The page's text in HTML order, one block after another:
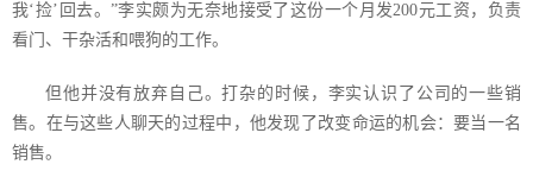
我‘捡’回去。”李实颇为无奈地接受了这份一个月发200元工资，负责
看门、干杂活和喂狗的工作。
但他并没有放弃自己。打杂的时候，李实认识了公司的一些销
售。在与这些人聊天的过程中，他发现了改变命运的机会：要当一名
销售。